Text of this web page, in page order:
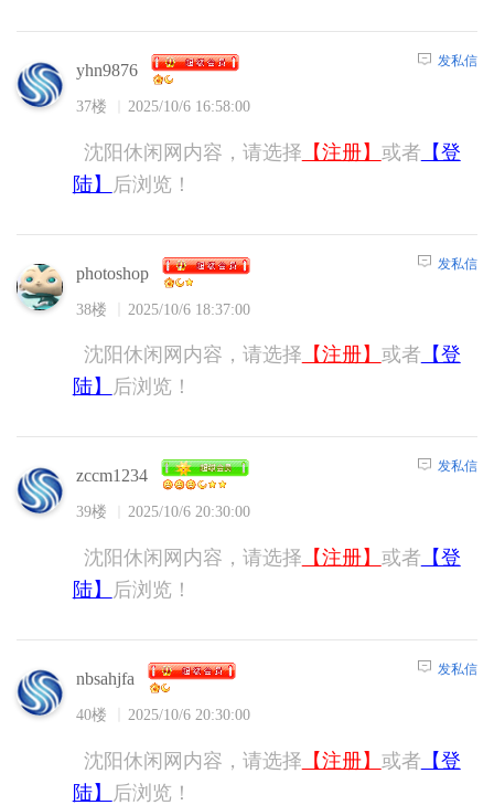
yhn9876
37楼 2025/10/6 16:58:00
发私信
沈阳休闲网内容，请选择 【注册】 或者 【登
陆】
后浏览！
photoshop
38楼 2025/10/6 18:37:00
发私信
沈阳休闲网内容，请选择 【注册】 或者 【登
陆】
后浏览！
zccm1234
39楼 2025/10/6 20:30:00
发私信
沈阳休闲网内容，请选择 【注册】 或者 【登
陆】
后浏览！
nbsahjfa
40楼 2025/10/6 20:30:00
发私信
沈阳休闲网内容，请选择 【注册】 或者 【登
陆】
后浏览！